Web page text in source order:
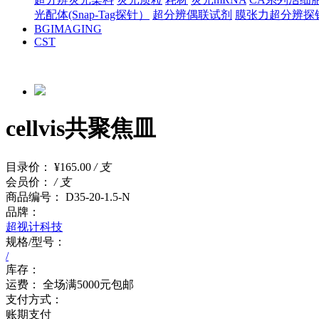
光配体(Snap-Tag探针）
超分辨偶联试剂 膜张力超分辨探
BGIMAGING
CST
cellvis共聚焦皿
目录价： ¥165.00 / 支
会员价：
/ 支
商品编号：
D35-20-1.5-N
品牌：
超视计科技
规格/型号：
/
库存：
运费：
全场满5000元包邮
支付方式：
账期支付